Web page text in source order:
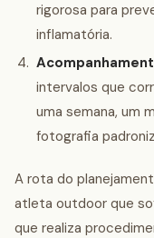
rigorosa para
inflamatória.
intervalos que
uma semana, um
fotografia
A rota do
atleta outdoor que
que realiza